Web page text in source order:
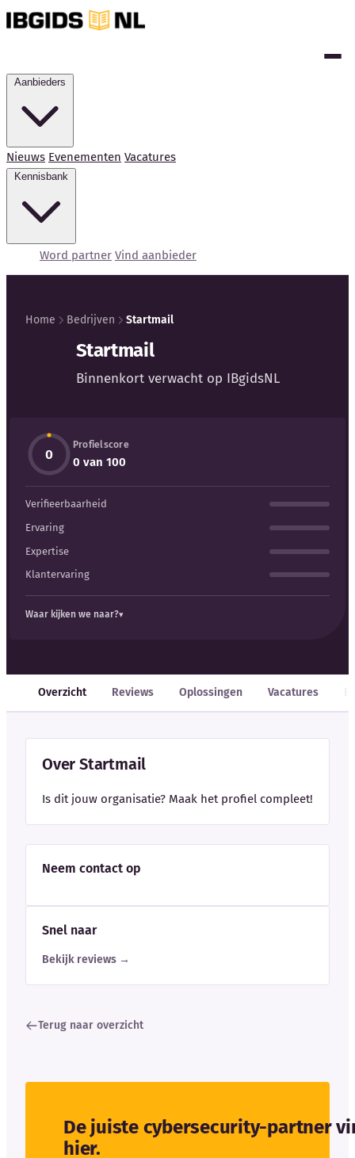
Nieuws Evenementen Vacatures
Word partner Vind aanbieder
Kennisbank
Blog
Bedrijfsupdates
Externe bronnen
Auteurs
Home Bedrijven Startmail
Startmail
Binnenkort verwacht op IBgidsNL
0
Profielscore
0 van 100
Verifieerbaarheid
Ervaring
Expertise
Klantervaring
Waar kijken we naar?
Overzicht Reviews Oplossingen Vacatures
Over Startmail
Is dit jouw organisatie? Maak het profiel compleet!
Neem contact op
Snel naar
Bekijk reviews →
Terug naar overzicht
De juiste cybersecurity-partner
hier.